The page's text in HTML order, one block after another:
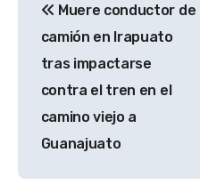
de
entradas
Muere conductor de
camión en Irapuato
tras impactarse
contra el tren en el
camino viejo a
Guanajuato